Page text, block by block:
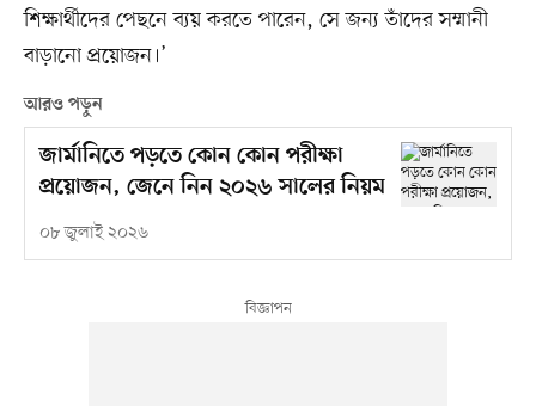
শিক্ষার্থীদের পেছনে ব্যয় করতে পারেন, সে জন্য তাঁদের সম্মানী
বাড়ানো প্রয়োজন।’
আরও পড়ুন
জার্মানিতে পড়তে কোন কোন পরীক্ষা
প্রয়োজন, জেনে নিন ২০২৬ সালের নিয়ম
০৮ জুলাই ২০২৬